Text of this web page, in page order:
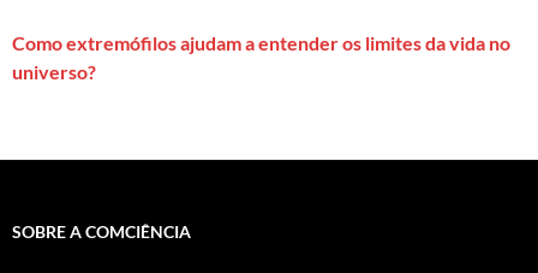
Como extremófilos ajudam a entender os limites da vida no
universo?
SOBRE A COMCIÊNCIA